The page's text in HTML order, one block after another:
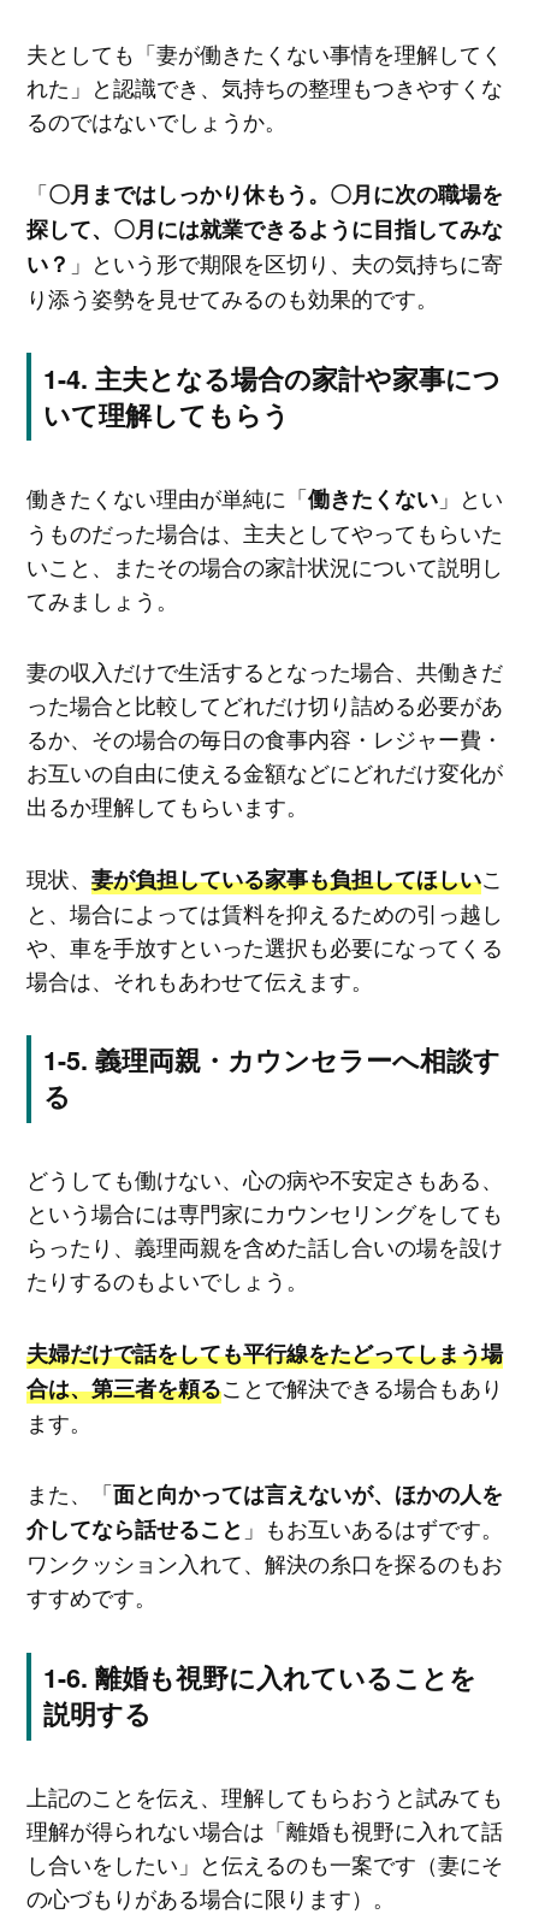
夫としても「妻が働きたくない事情を理解してく
れた」と認識でき、気持ちの整理もつきやすくな
るのではないでしょうか。
「〇月まではしっかり休もう。〇月に次の職場を
探して、〇月には就業できるように目指してみな
い？ 」という形で期限を区切り、夫の気持ちに寄
り添う姿勢を見せてみるのも効果的です。
主夫となる場合の家計や家事につ
いて理解してもらう
働きたくない理由が単純に「働きたくない」とい
うものだった場合は、主夫としてやってもらいた
いこと、またその場合の家計状況について説明し
てみましょう。
妻の収入だけで生活するとなった場合、共働きだ
った場合と比較してどれだけ切り詰める必要があ
るか、その場合の毎日の食事内容・レジャー費・
お互いの自由に使える金額などにどれだけ変化が
出るか理解してもらいます。
現状、 妻が負担している家事も負担してほしいこ
と、場合によっては賃料を抑えるための引っ越し
や、車を手放すといった選択も必要になってくる
場合は、それもあわせて伝えます。
義理両親・カウンセラーへ相談す
る
どうしても働けない、心の病や不安定さもある、
という場合には専門家にカウンセリングをしても
らったり、義理両親を含めた話し合いの場を設け
たりするのもよいでしょう。
夫婦だけで話をしても平行線をたどってしまう場
合は、第三者を頼ることで解決できる場合もあり
ます。
また、「面と向かっては言えないが、ほかの人を
介してなら話せること 」もお互いあるはずです。
ワンクッション入れて、解決の糸口を探るのもお
すすめです。
離婚も視野に入れていることを
説明する
上記のことを伝え、理解してもらおうと試みても
理解が得られない場合は「離婚も視野に入れて話
し合いをしたい」と伝えるのも一案です（妻にそ
の心づもりがある場合に限ります）。